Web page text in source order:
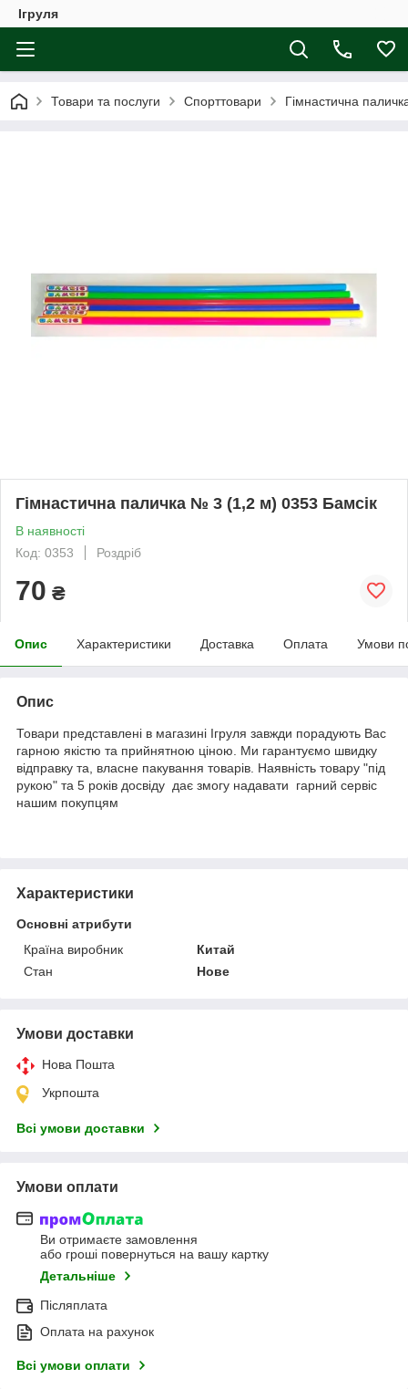
Ігруля
Товари та послуги Спорттовари Гімнастична
Гімнастична паличка № 3 (1,2 м) 0353 Бамсік
В наявності
Код: 0353
Роздріб
70 ₴
Опис Характеристики Доставка Оплата Умови
Опис
Товари представлені в магазині Ігруля завжди порадують Вас
гарною якістю та прийнятною ціною. Ми гарантуємо швидку
відправку та, власне пакування товарів. Наявність товару "під
рукою" та 5 років досвіду дає змогу надавати гарний сервіс
нашим покупцям
Характеристики
Основні атрибути
Країна виробник
Китай
Стан
Нове
Умови доставки
Нова Пошта
Укрпошта
Всі умови доставки
Умови оплати
Ви отримаєте замовлення
або гроші повернуться на вашу картку
Детальніше
Післяплата
Оплата на рахунок
Всі умови оплати